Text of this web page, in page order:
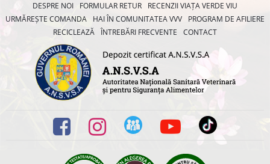
DESPRE NOI FORMULAR RETUR
RECENZII VIAȚA VERDE VIU
URMĂREȘTE COMANDA
HAI ÎN COMUNITATEA VVV
PROGRAM DE AFILIERE
RECICLEAZĂ ÎNTREBĂRI FRECVENTE CONTACT